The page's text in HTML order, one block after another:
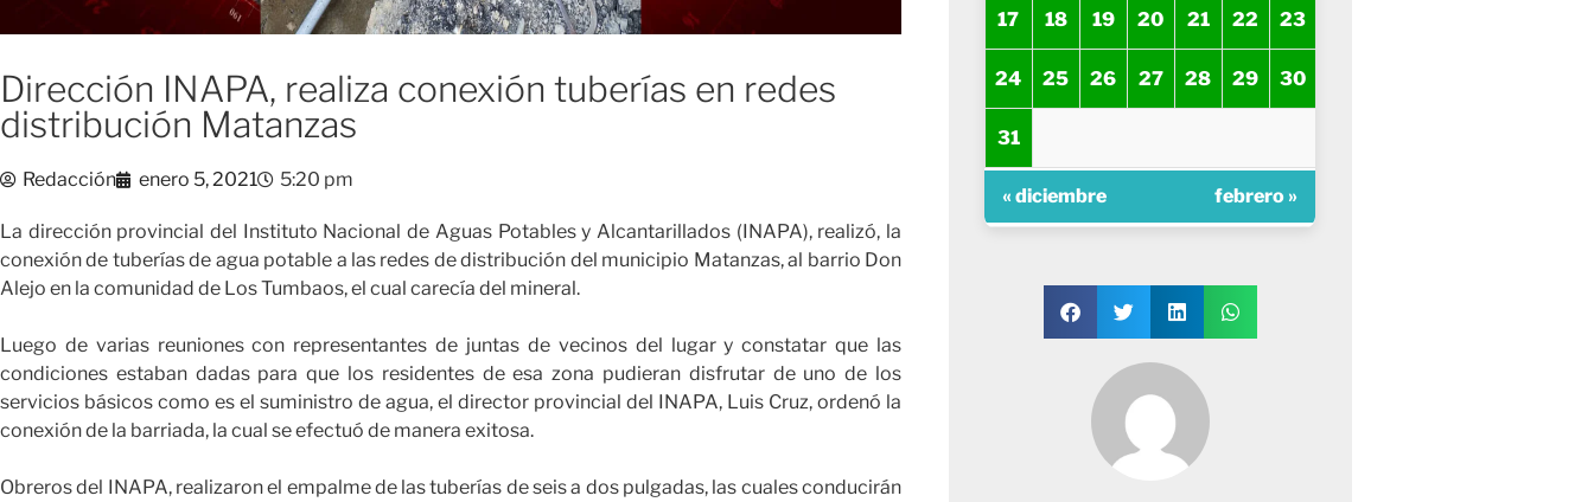
Dirección INAPA, realiza conexión tuberías en redes
distribución Matanzas
Redacción enero 5, 2021 5:20 pm
La dirección provincial del Instituto Nacional de Aguas Potables y Alcantarillados (INAPA), realizó, la
conexión de tuberías de agua potable a las redes de distribución del municipio Matanzas, al barrio Don
Alejo en la comunidad de Los Tumbaos, el cual carecía del mineral.
Luego de varias reuniones con representantes de juntas de vecinos del lugar y constatar que las
condiciones estaban dadas para que los residentes de esa zona pudieran disfrutar de uno de los
servicios básicos como es el suministro de agua, el director provincial del INAPA, Luis Cruz, ordenó la
conexión de la barriada, la cual se efectuó de manera exitosa.
Obreros del INAPA, realizaron el empalme de las tuberías de seis a dos pulgadas, las cuales conducirán
17 18 19 20 21 22 23
24 25 26 27 28 29 30
31
« diciembre febrero »